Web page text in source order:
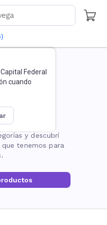
)
Capital Federal
cuando
existe
y descubrí
tenemos para